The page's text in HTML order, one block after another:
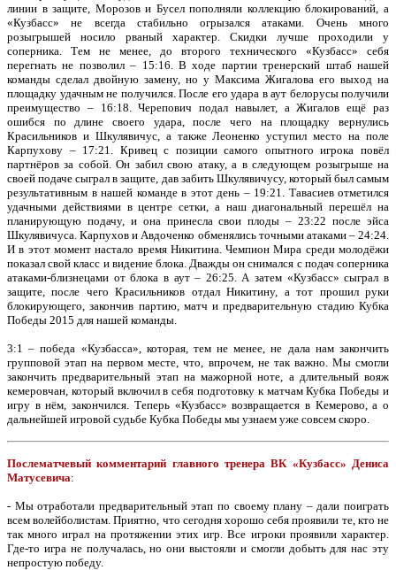
линии в защите, Морозов и Бусел пополняли коллекцию блокирований, а
«Кузбасс» не всегда стабильно огрызался атаками. Очень много
розыгрышей носило рваный характер. Скидки лучше проходили у
соперника. Тем не менее, до второго технического «Кузбасс» себя
перегнать не позволил – 15:16. В ходе партии тренерский штаб нашей
команды сделал двойную замену, но у Максима Жигалова его выход на
площадку удачным не получился. После его удара в аут белорусы получили
преимущество – 16:18. Черепович подал навылет, а Жигалов ещё раз
ошибся по длине своего удара, после чего на площадку вернулись
Красильников и Шкулявичус, а также Леоненко уступил место на поле
Карпухову – 17:21. Кривец с позиции самого опытного игрока повёл
партнёров за собой. Он забил свою атаку, а в следующем розыгрыше на
своей подаче сыграл в защите, дав забить Шкулявичусу, который был самым
результативным в нашей команде в этот день – 19:21. Тавасиев отметился
удачными действиями в центре сетки, а наш диагональный перешёл на
планирующую подачу, и она принесла свои плоды – 23:22 после эйса
Шкулявичуса. Карпухов и Авдоченко обменялись точными атаками – 24:24.
И в этот момент настало время Никитина. Чемпион Мира среди молодёжи
показал свой класс и видение блока. Дважды он снимался с подач соперника
атаками-близнецами от блока в аут – 26:25. А затем «Кузбасс» сыграл в
защите, после чего Красильников отдал Никитину, а тот прошил руки
блокирующего, закончив партию, матч и предварительную стадию Кубка
Победы 2015 для нашей команды.
3:1 – победа «Кузбасса», которая, тем не менее, не дала нам закончить
групповой этап на первом месте, что, впрочем, не так важно. Мы смогли
закончить предварительный этап на мажорной ноте, а длительный вояж
кемеровчан, который включил в себя подготовку к матчам Кубка Победы и
игру в нём, закончился. Теперь «Кузбасс» возвращается в Кемерово, а о
дальнейшей игровой судьбе Кубка Победы мы узнаем уже совсем скоро.
Послематчевый комментарий главного тренера ВК «Кузбасс» Дениса
Матусевича:
- Мы отработали предварительный этап по своему плану – дали поиграть
всем волейболистам. Приятно, что сегодня хорошо себя проявили те, кто не
так много играл на протяжении этих игр. Все игроки проявили характер.
Где-то игра не получалась, но они выстояли и смогли добыть для нас эту
непростую победу.